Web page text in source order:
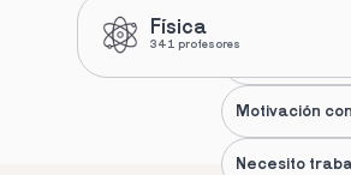
Nuestras
Motivación
Necesito
Física
341 profesores